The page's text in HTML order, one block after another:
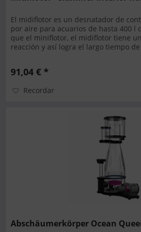
El midiflotor es un desnatador de
por aire para acuarios de hasta 400 l
que el miniflotor, el midiflotor tiene
reacción y así logra el largo tiempo
91,04 € *
Recordar
Abschäumerkörper Ocean